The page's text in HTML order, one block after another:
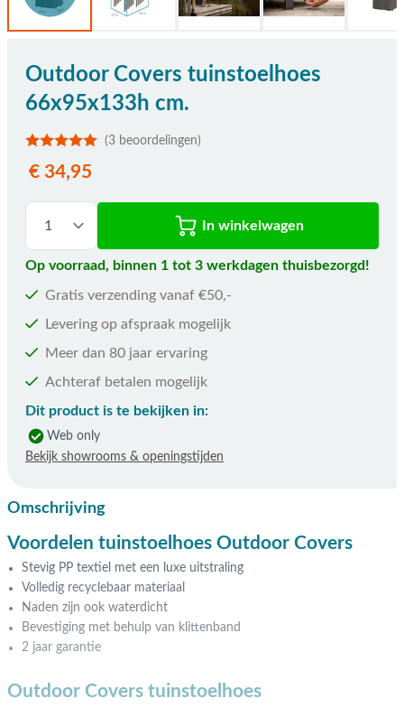
Outdoor Covers tuinstoelhoes
66x95x133h cm.
(3 beoordelingen)
€ 34,95
In winkelwagen
Op voorraad, binnen 1 tot 3 werkdagen thuisbezorgd!
Gratis verzending vanaf €50,-
Levering op afspraak mogelijk
Meer dan 80 jaar ervaring
Achteraf betalen mogelijk
Dit product is te bekijken in:
Web only
Bekijk showrooms & openingstijden
Omschrijving
Voordelen tuinstoelhoes Outdoor Covers
Stevig PP textiel met een luxe uitstraling
Volledig recyclebaar materiaal
Naden zijn ook waterdicht
Bevestiging met behulp van klittenband
2 jaar garantie
Outdoor Covers tuinstoelhoes